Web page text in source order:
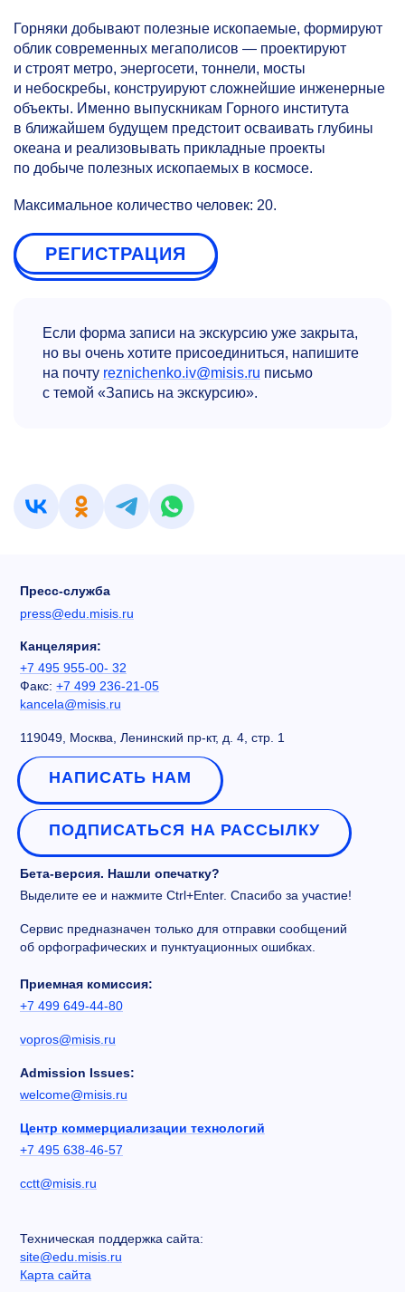
Горняки добывают полезные ископаемые, формируют
облик современных мегаполисов — проектируют
и строят метро, энергосети, тоннели, мосты
и небоскребы, конструируют сложнейшие инженерные
объекты. Именно выпускникам Горного института
в ближайшем будущем предстоит осваивать глубины
океана и реализовывать прикладные проекты
по добыче полезных ископаемых в космосе.
Максимальное количество человек: 20.
РЕГИСТРАЦИЯ
Если форма записи на экскурсию уже закрыта,
но вы очень хотите присоединиться, напишите
на почту reznichenko.iv@misis.ru письмо
с темой «Запись на экскурсию».
Пресс-служба
press@edu.misis.ru
Канцелярия:
+7 495 955-00- 32
Факс: +7 499 236-21-05
kancela@misis.ru
119049, Москва, Ленинский пр-кт, д. 4, стр. 1
НАПИСАТЬ НАМ
ПОДПИСАТЬСЯ НА РАССЫЛКУ
Бета-версия. Нашли опечатку?
Выделите ее и нажмите Ctrl+Enter. Спасибо за участие!
Сервис предназначен только для отправки сообщений
об орфографических и пунктуационных ошибках.
Приемная комиссия:
+7 499 649-44-80
vopros@misis.ru
Admission Issues:
welcome@misis.ru
Центр коммерциализации технологий
+7 495 638-46-57
cctt@misis.ru
Техническая поддержка сайта:
site@edu.misis.ru
Карта сайта